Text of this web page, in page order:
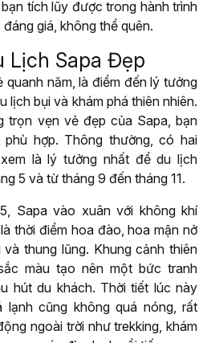
tích lũy được trong hành trình
giá, không thể quên.
Lịch Sapa Đẹp
quanh năm, là điểm đến lý tưởng
lịch bụi và khám phá thiên nhiên.
trọn vẹn vẻ đẹp của Sapa, bạn
hợp. Thông thường, có hai
là lý tưởng nhất để du lịch
5 và từ tháng 9 đến tháng 11.
Sapa vào xuân với không khí
thời điểm hoa đào, hoa mận nở
thung lũng. Khung cảnh thiên
màu tạo nên một bức tranh
hút du khách. Thời tiết lúc này
lạnh cũng không quá nóng, rất
ngoài trời như trekking, khám